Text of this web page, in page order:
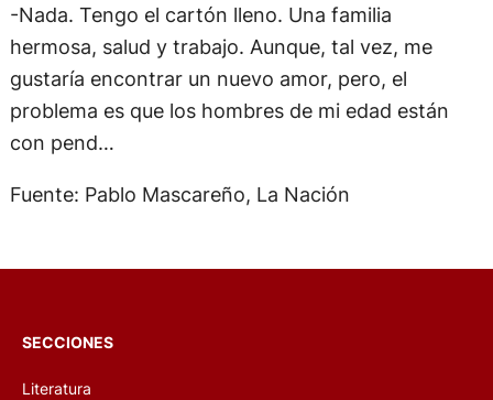
-Nada. Tengo el cartón lleno. Una familia
hermosa, salud y trabajo. Aunque, tal vez, me
gustaría encontrar un nuevo amor, pero, el
problema es que los hombres de mi edad están
con pend…
Fuente: Pablo Mascareño, La Nación
SECCIONES
Literatura